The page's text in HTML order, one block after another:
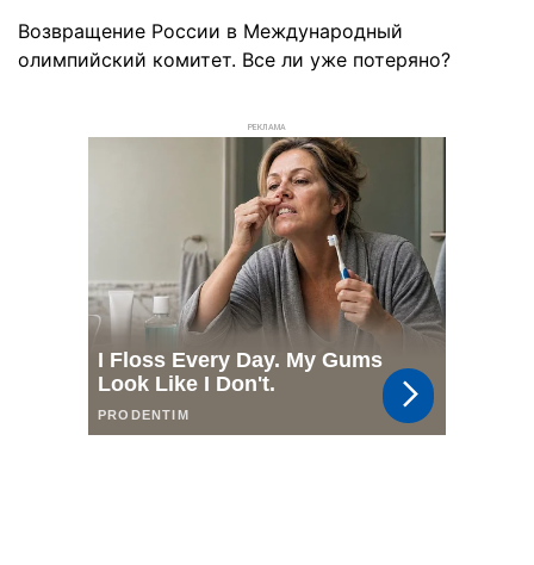
Возвращение России в Международный
олимпийский комитет. Все ли уже потеряно?
РЕКЛАМА